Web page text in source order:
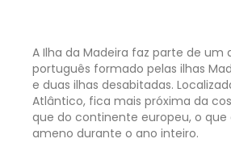
A Ilha da Madeira faz parte de um
português formado pelas ilhas
e duas ilhas desabitadas.
Atlântico, fica mais próxima da
que do continente europeu, o que
ameno durante o ano inteiro.